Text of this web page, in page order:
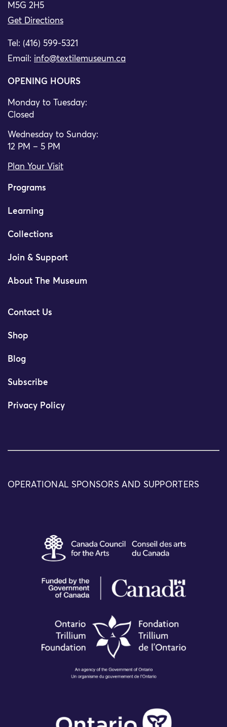
M5G 2H5
Get Directions
Tel: (416) 599-5321
Email: info@textilemuseum.ca
OPENING HOURS
Monday to Tuesday:
Closed
Wednesday to Sunday:
12 PM – 5 PM
Plan Your Visit
Programs
Learning
Collections
Join & Support
About The Museum
Contact Us
Shop
Blog
Subscribe
Privacy Policy
OPERATIONAL SPONSORS AND SUPPORTERS